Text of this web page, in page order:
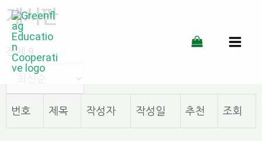
게시판
전체 9
번호 제목 작성자 작성일 추천 조회